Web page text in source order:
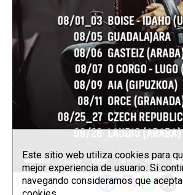
Este sitio web utiliza cookies para
mejor experiencia de usuario. Si
navegando consideramos que